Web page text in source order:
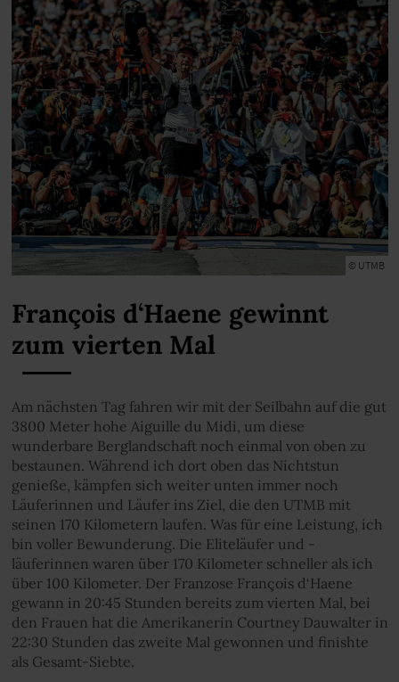
© UTMB
François d‘Haene gewinnt
zum vierten Mal
Am nächsten Tag fahren wir mit der Seilbahn auf die gut
3800 Meter hohe Aiguille du Midi, um diese
wunderbare Berglandschaft noch einmal von oben zu
bestaunen. Während ich dort oben das Nichtstun
genieße, kämpfen sich weiter unten immer noch
Läuferinnen und Läufer ins Ziel, die den UTMB mit
seinen 170 Kilometern laufen. Was für eine Leistung, ich
bin voller Bewunderung. Die Eliteläufer und -
läuferinnen waren über 170 Kilometer schneller als ich
über 100 Kilometer. Der Franzose François d‘Haene
gewann in 20:45 Stunden bereits zum vierten Mal, bei
den Frauen hat die Amerikanerin Courtney Dauwalter in
22:30 Stunden das zweite Mal gewonnen und finishte
als Gesamt-Siebte.